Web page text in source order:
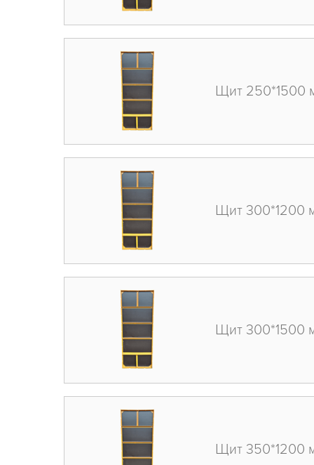
Щит 250*1500
Щит 300*1200
Щит 300*1500
Щит 350*1200